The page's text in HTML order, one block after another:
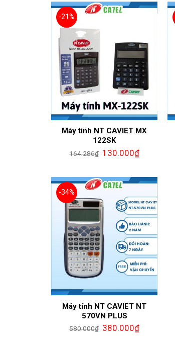
-21%
Máy tính NT CAVIET MX
122SK
164.286₫ 130.000₫
-34%
Máy tính NT CAVIET NT
570VN PLUS
580.000₫ 380.000₫